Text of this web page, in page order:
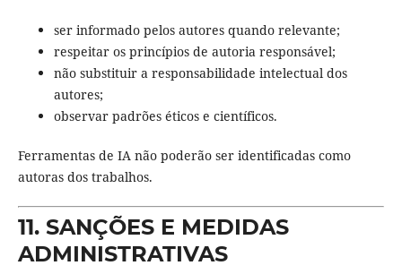
ser informado pelos autores quando relevante;
respeitar os princípios de autoria responsável;
não substituir a responsabilidade intelectual dos
autores;
observar padrões éticos e científicos.
Ferramentas de IA não poderão ser identificadas como
autoras dos trabalhos.
11. SANÇÕES E MEDIDAS
ADMINISTRATIVAS